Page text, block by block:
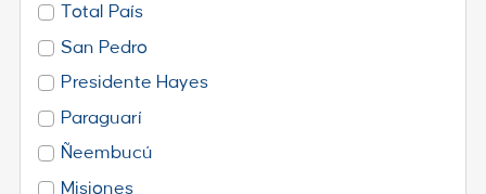
Total País
San Pedro
Presidente Hayes
Paraguarí
Ñeembucú
Misiones